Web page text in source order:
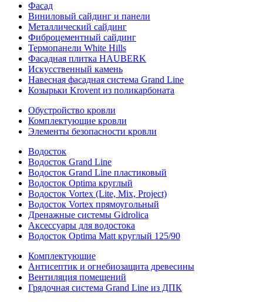
Фасад
Виниловый сайдинг и панели
Металлический сайдинг
Фиброцементный сайдинг
Термопанели White Hills
Фасадная плитка HAUBERK
Искусственный камень
Навесная фасадная система Grand Line
Козырьки Krovent из поликарбоната
Обустройство кровли
Комплектующие кровли
Элементы безопасности кровли
Водосток
Водосток Grand Line
Водосток Grand Line пластиковый
Водосток Optima круглый
Водосток Vortex (Lite, Mix, Project)
Водосток Vortex прямоугольный
Дренажные системы Gidrolica
Аксессуары для водостока
Водосток Optima Matt круглый 125/90
Комплектующие
Антисептик и огнебиозащита древесины
Вентиляция помещений
Грядочная система Grand Line из ДПК